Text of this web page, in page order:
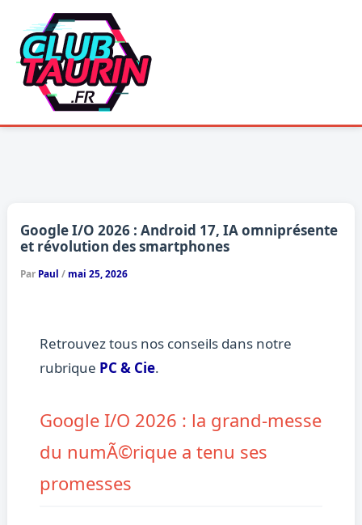
contenu
Google I/O 2026 : Android 17, IA omniprésente
et révolution des smartphones
Par Paul / mai 25, 2026
Retrouvez tous nos conseils dans notre
rubrique PC & Cie.
Google I/O 2026 : la grand-messe
du numÃ©rique a tenu ses
promesses